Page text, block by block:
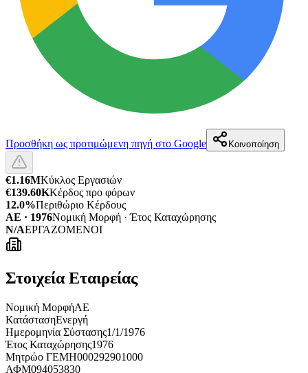
Προσθήκη ως προτιμώμενη πηγή στο Google Κοινοποίηση
€1.16MΚύκλος Εργασιών
€139.60KΚέρδος προ φόρων
12.0%Περιθώριο Κέρδους
ΑΕ · 1976Νομική Μορφή · Έτος Καταχώρησης
N/AΕΡΓΑΖΟΜΕΝΟΙ
Στοιχεία Εταιρείας
Νομική ΜορφήΑΕ
ΚατάστασηΕνεργή
Ημερομηνία Σύστασης1/1/1976
Έτος Καταχώρησης1976
Μητρώο ΓΕΜΗ000292901000
ΑΦΜ094053830